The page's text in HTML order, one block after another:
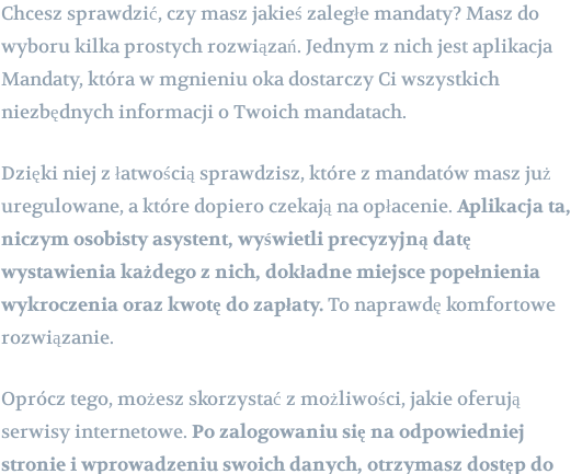
Chcesz sprawdzić, czy masz jakieś zaległe mandaty? Masz do
wyboru kilka prostych rozwiązań. Jednym z nich jest aplikacja
Mandaty, która w mgnieniu oka dostarczy Ci wszystkich
niezbędnych informacji o Twoich mandatach.
Dzięki niej z łatwością sprawdzisz, które z mandatów masz już
uregulowane, a które dopiero czekają na opłacenie. Aplikacja ta,
niczym osobisty asystent, wyświetli precyzyjną datę
wystawienia każdego z nich, dokładne miejsce popełnienia
wykroczenia oraz kwotę do zapłaty.To naprawdę komfortowe
rozwiązanie.
Oprócz tego, możesz skorzystać z możliwości, jakie oferują
serwisy internetowe. Po zalogowaniu się na odpowiedniej
stronie i wprowadzeniu swoich danych, otrzymasz dostęp do